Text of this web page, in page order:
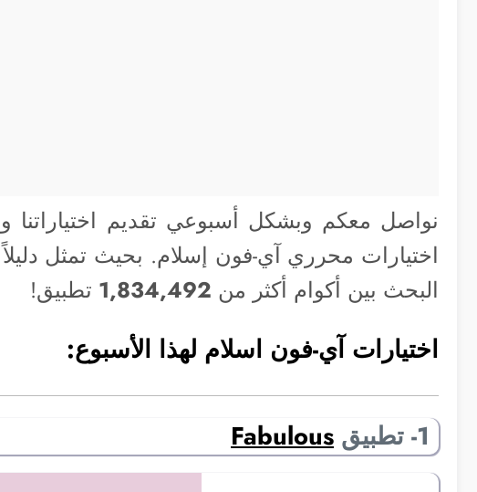
نواصل معكم وبشكل أسبوعي تقديم
اختيارات محرري آي-فون إسلام. بحيث تمثل
البحث بين أكوام أكثر من 1,834,492 تطبيق!
اختيارات آي-فون اسلام لهذا الأسبوع:
1- تطبيق Fabulous